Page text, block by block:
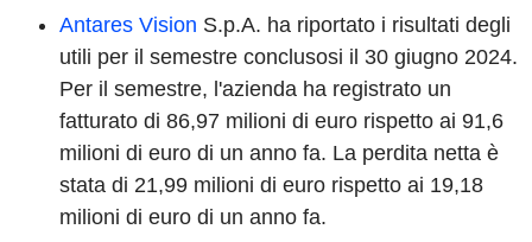
Antares Vision S.p.A. ha riportato i risultati degli
utili per il semestre conclusosi il 30 giugno 2024.
Per il semestre, l'azienda ha registrato un
fatturato di 86,97 milioni di euro rispetto ai 91,6
milioni di euro di un anno fa. La perdita netta è
stata di 21,99 milioni di euro rispetto ai 19,18
milioni di euro di un anno fa.